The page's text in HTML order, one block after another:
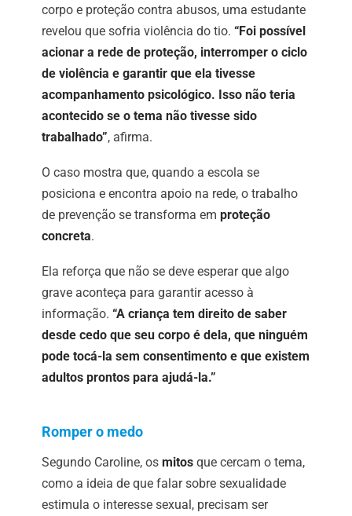
corpo e proteção contra abusos, uma estudante
revelou que sofria violência do tio. “Foi possível
acionar a rede de proteção, interromper o ciclo
de violência e garantir que ela tivesse
acompanhamento psicológico. Isso não teria
acontecido se o tema não tivesse sido
trabalhado”, afirma.
O caso mostra que, quando a escola se
posiciona e encontra apoio na rede, o trabalho
de prevenção se transforma em proteção
concreta.
Ela reforça que não se deve esperar que algo
grave aconteça para garantir acesso à
informação. “A criança tem direito de saber
desde cedo que seu corpo é dela, que ninguém
pode tocá-la sem consentimento e que existem
adultos prontos para ajudá-la.”
Romper o medo
Segundo Caroline, os mitosque cercam o tema,
como a ideia de que falar sobre sexualidade
estimula o interesse sexual, precisam ser